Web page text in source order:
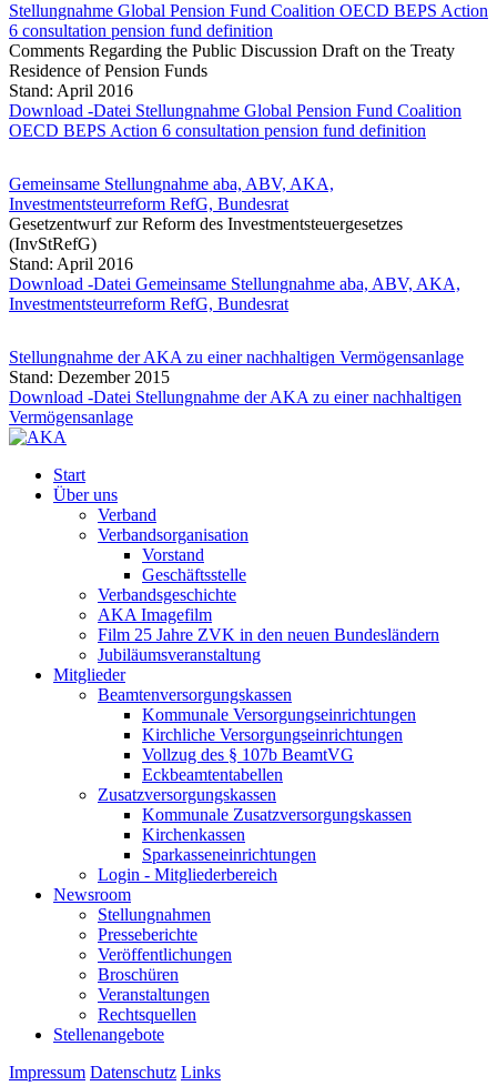
Stellungnahme Global Pension Fund Coalition OECD BEPS Action
6 consultation pension fund definition
Comments Regarding the Public Discussion Draft on the Treaty
Residence of Pension Funds
Stand: April 2016
Download -Datei Stellungnahme Global Pension Fund Coalition
OECD BEPS Action 6 consultation pension fund definition
Gemeinsame Stellungnahme aba, ABV, AKA,
Investmentsteurreform RefG, Bundesrat
Gesetzentwurf zur Reform des Investmentsteuergesetzes
(InvStRefG)
Stand: April 2016
Download -Datei Gemeinsame Stellungnahme aba, ABV, AKA,
Investmentsteurreform RefG, Bundesrat
Stellungnahme der AKA zu einer nachhaltigen Vermögensanlage
Stand: Dezember 2015
Download -Datei Stellungnahme der AKA zu einer nachhaltigen
Vermögensanlage
Start
Über uns
Verband
Verbandsorganisation
Vorstand
Geschäftsstelle
Verbandsgeschichte
AKA Imagefilm
Film 25 Jahre ZVK in den neuen Bundesländern
Jubiläumsveranstaltung
Mitglieder
Beamtenversorgungskassen
Kommunale Versorgungseinrichtungen
Kirchliche Versorgungseinrichtungen
Vollzug des § 107b BeamtVG
Eckbeamtentabellen
Zusatzversorgungskassen
Kommunale Zusatzversorgungskassen
Kirchenkassen
Sparkasseneinrichtungen
Login - Mitgliederbereich
Newsroom
Stellungnahmen
Presseberichte
Veröffentlichungen
Broschüren
Veranstaltungen
Rechtsquellen
Stellenangebote
Impressum Datenschutz Links